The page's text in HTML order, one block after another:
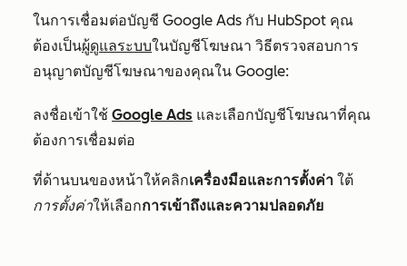
ในการเชื่อมต่อบัญชี Google Ads กับ HubSpot คุณ
ต้องเป็นผู้ดูแลระบบในบัญชีโฆษณา วิธีตรวจสอบการ
อนุญาตบัญชีโฆษณาของคุณใน Google:
ลงชื่อเข้าใช้ Google Ads และเลือกบัญชีโฆษณาที่คุณ
ต้องการเชื่อมต่อ
ที่ด้านบนของหน้าให้คลิกเครื่องมือและการตั้งค่า ใต้
การตั้งค่าให้เลือกการเข้าถึงและความปลอดภัย